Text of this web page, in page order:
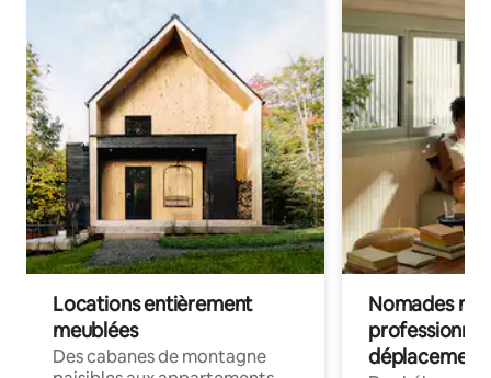
Locations entièrement
meublées
Des cabanes de montagne
Nomades
déplacement